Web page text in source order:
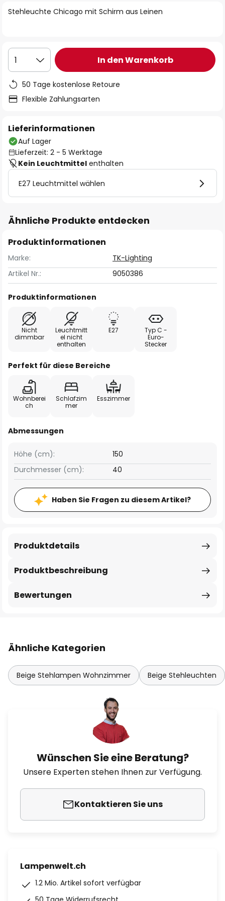
Stehleuchte Chicago mit Schirm aus Leinen
1 In den Warenkorb
50 Tage kostenlose Retoure
Flexible Zahlungsarten
Lieferinformationen
Auf Lager
Lieferzeit: 2 - 5 Werktage
Kein Leuchtmittel enthalten
E27 Leuchtmittel wählen
Ähnliche Produkte entdecken
Produktinformationen
Marke:
TK-Lighting
Artikel Nr.:
9050386
Produktinformationen
Nicht
dimmbar
Leuchtmitt
el nicht
enthalten
E27
Typ C -
Euro-
Stecker
Perfekt für diese Bereiche
Wohnberei
ch
Schlafzim
mer
Esszimmer
Abmessungen
Höhe (cm):
150
Durchmesser (cm):
40
Haben Sie Fragen zu diesem Artikel?
Produktbeschreibung
Produktdetails
Bewertungen
Ähnliche Kategorien
Beige Stehlampen Wohnzimmer Beige Stehleuchten
Wünschen Sie eine Beratung?
Unsere Experten stehen Ihnen zur Verfügung.
Kontaktieren Sie uns
Lampenwelt.ch
1.2 Mio. Artikel sofort verfügbar